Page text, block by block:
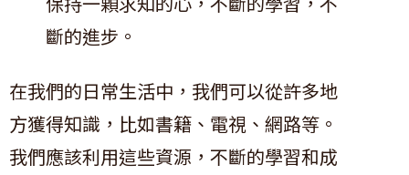
斷的進步。
在我們的日常生活中，我們可以從許多地
方獲得知識，比如書籍、電視、網路等。
我們應該利用這些資源，不斷的學習和成